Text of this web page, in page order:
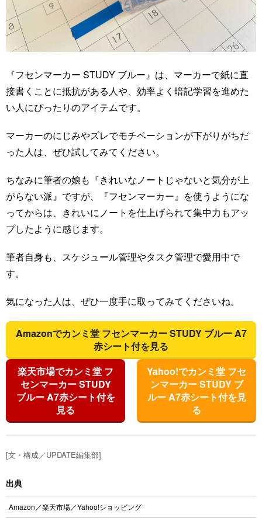
『フセンマーカー STUDY ブルー』は、マーカーで紙に直
接書くことに抵抗がある人や、効率よく暗記学習を進めた
い人にぴったりのアイテムです。
マーカーのにじみやズレでモチベーションが下がりがちだ
った人は、ぜひ試してみてください。
ちなみに筆者の娘も『きれいなノートじゃないと気分が上
がらない派』ですが、『フセンマーカー』を使うようにな
ってからは、きれいにノートを仕上げられて集中力もアッ
プしたように感じます。
筆者自身も、スケジュール管理やタスク管理で愛用中で
す。
気になった人は、ぜひ一度手に取ってみてくださいね。
Amazonでカンミ堂 フセンマーカー STUDY ブルー A7
赤シート付を見る
楽天市場でカンミ堂 フ
センマーカー STUDY
ブルー A7赤シート付を
見る
Yahoo!でカンミ堂 フセ
ンマーカー STUDY ブ
ルー A7赤シート付を見
る
[文・構成／UPDATE編集部]
出典
Amazon ／楽天市場／Yahoo!ショッピング